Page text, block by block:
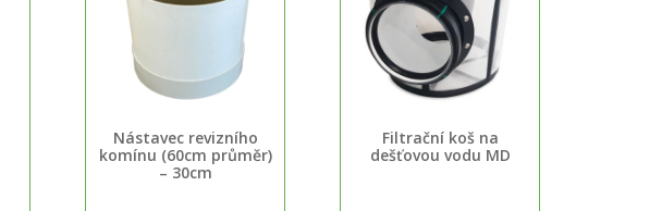
Nástavec revizního
komínu (60cm průměr)
– 30cm
Filtrační koš na
dešťovou vodu MD